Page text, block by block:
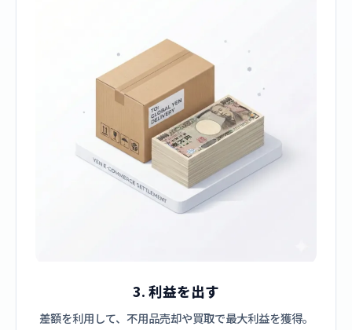
3. 利益を出す
差額を利用して、不用品売却や買取で最大利益を獲得。